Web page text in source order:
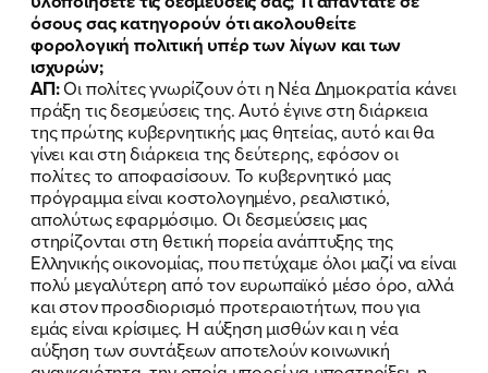
όσους σας κατηγορούν ότι ακολουθείτε
φορολογική πολιτική υπέρ των λίγων και των
ισχυρών;
ΑΠ:Οι πολίτες γνωρίζουν ότι η Νέα Δημοκρατία κάνει
πράξη τις δεσμεύσεις της. Αυτό έγινε στη διάρκεια
της πρώτης κυβερνητικής μας θητείας, αυτό και θα
γίνει και στη διάρκεια της δεύτερης, εφόσον οι
πολίτες το αποφασίσουν. Το κυβερνητικό μας
πρόγραμμα είναι κοστολογημένο, ρεαλιστικό,
απολύτως εφαρμόσιμο. Οι δεσμεύσεις μας
στηρίζονται στη θετική πορεία ανάπτυξης της
Ελληνικής οικονομίας, που πετύχαμε όλοι μαζί να είναι
πολύ μεγαλύτερη από τον ευρωπαϊκό μέσο όρο, αλλά
και στον προσδιορισμό προτεραιοτήτων, που για
εμάς είναι κρίσιμες. Η αύξηση μισθών και η νέα
αύξηση των συντάξεων αποτελούν κοινωνική